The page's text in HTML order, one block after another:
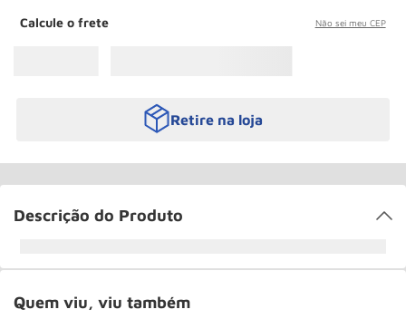
Calcule o frete Não sei meu CEP
Retire na loja
Descrição do Produto
Quem viu, viu também